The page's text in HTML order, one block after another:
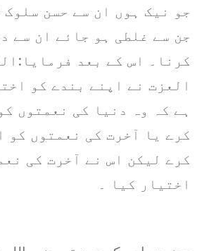
جو نیک ہوں ان سے حسن سلوک
جن سے غلطی ہو جائے ان سے
کرنا۔ اس کے بعد
العزت نے اپنے بندے کو
ہے کہ وہ دنیا کی نعمتوں
کرے یا آخرت کی نعمتوں کو
کرے لیکن اس نے آخرت کی
اختیار کیا ۔